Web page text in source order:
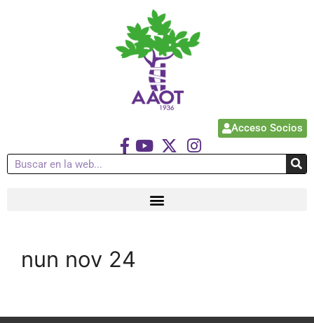
Acceso Socios
nun nov 24